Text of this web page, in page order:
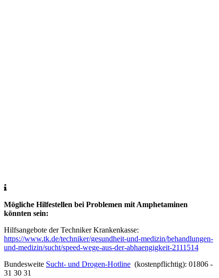
Mögliche Hilfestellen bei Problemen mit Amphetaminen
könnten sein:
Hilfsangebote der Techniker Krankenkasse:
https://www.tk.de/techniker/gesundheit-und-medizin/behandlungen-
und-medizin/sucht/speed-wege-aus-der-abhaengigkeit-2111514
Bundesweite Sucht- und Drogen-Hotline (kostenpflichtig): 01806 -
31 30 31